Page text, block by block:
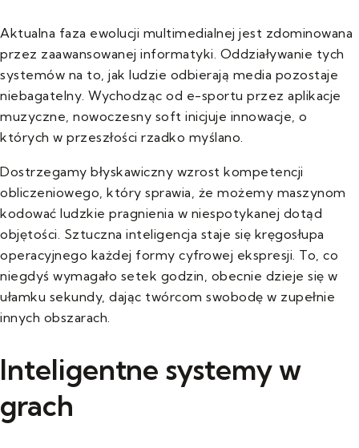
Aktualna faza ewolucji multimedialnej jest zdominowana
przez zaawansowanej informatyki. Oddziaływanie tych
systemów na to, jak ludzie odbierają media pozostaje
niebagatelny. Wychodząc od e-sportu przez aplikacje
muzyczne, nowoczesny soft inicjuje innowacje, o
których w przeszłości rzadko myślano.
Dostrzegamy błyskawiczny wzrost kompetencji
obliczeniowego, który sprawia, że możemy maszynom
kodować ludzkie pragnienia w niespotykanej dotąd
objętości. Sztuczna inteligencja staje się kręgosłupa
operacyjnego każdej formy cyfrowej ekspresji. To, co
niegdyś wymagało setek godzin, obecnie dzieje się w
ułamku sekundy, dając twórcom swobodę w zupełnie
innych obszarach.
Inteligentne systemy w
grach